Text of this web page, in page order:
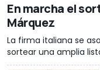
En marcha el
Márquez
La firma italiana se
sortear una amplia